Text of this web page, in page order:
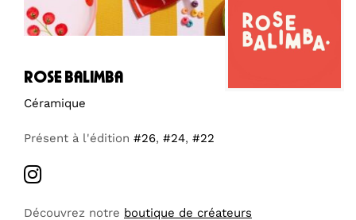
rose balimba
Céramique
Présent à l'édition #26, #24, #22
Découvrez notre boutique de créateurs